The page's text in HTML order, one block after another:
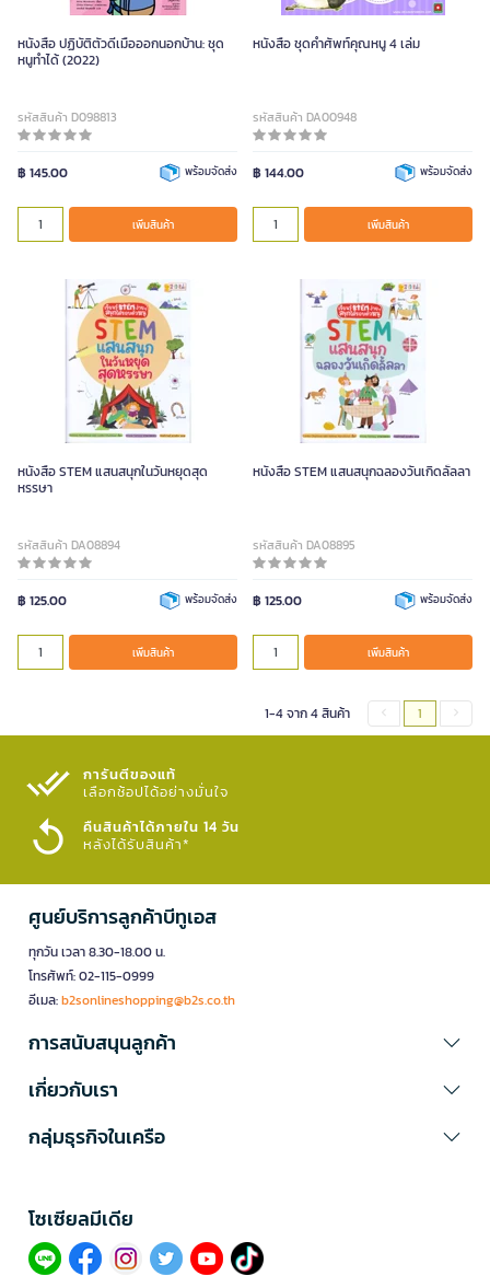
หนังสือ ปฏิบัติตัวดีเมื่อออกนอกบ้าน: ชุด
หนูทำได้ (2022)
รหัสสินค้า D098813
฿ 145.00 พร้อมจัดส่ง
เพิ่มสินค้า
หนังสือ ชุดคำศัพท์คุณหนู 4 เล่ม
รหัสสินค้า DA00948
฿ 144.00 พร้อมจัดส่ง
เพิ่มสินค้า
หนังสือ STEM แสนสนุกในวันหยุดสุด
หรรษา
รหัสสินค้า DA08894
฿ 125.00 พร้อมจัดส่ง
เพิ่มสินค้า
หนังสือ STEM แสนสนุกฉลองวันเกิดลั้ลลา
รหัสสินค้า DA08895
฿ 125.00 พร้อมจัดส่ง
เพิ่มสินค้า
1-4 จาก 4 สินค้า 1
การันตีของแท้
เลือกช้อปได้อย่างมั่นใจ​
คืนสินค้าได้ภายใน 14 วัน
หลังได้รับสินค้า*
ศูนย์บริการลูกค้าบีทูเอส
ทุกวัน เวลา 8.30-18.00 น.
โทรศัพท์: 02-115-0999
อีเมล:b2sonlineshopping@b2s.co.th
การสนับสนุนลูกค้า
เกี่ยวกับเรา
กลุ่มธุรกิจในเครือ
โซเซียลมีเดีย​